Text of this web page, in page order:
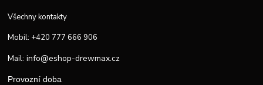
Všechny kontakty
Mobil: +420 777 666 906
Mail: info@eshop-drewmax.cz
Provozní doba